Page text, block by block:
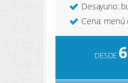
Desayuno:
Cena:
DESDE